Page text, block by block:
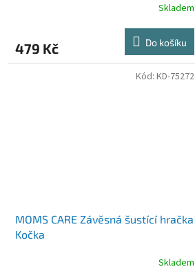
Skladem
479 Kč Do košíku
MOMS CARE Závěsná šustící hračka
Kočka
Skladem
Kód: KD-75272